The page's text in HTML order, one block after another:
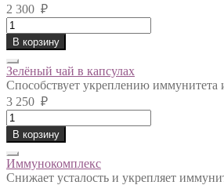
2 300 ₽
Витамин
С
600
Супра
quantity
В корзину
Зелёный чай в капсулах
Способствует укреплению иммунитета
3 250 ₽
Зелёный
чай
в
капсулах
quantity
В корзину
Иммунокомплекс
Снижает усталость и укрепляет